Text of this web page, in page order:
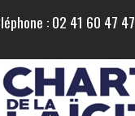
: 02 41 60 47 47